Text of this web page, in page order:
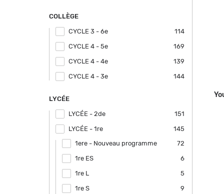
COLLÈGE
CYCLE 3 - 6e 114
Apply CYCLE 3 - 6e filter
CYCLE 4 - 5e 169
Apply CYCLE 4 - 5e filter
CYCLE 4 - 4e 139
Apply CYCLE 4 - 4e filter
CYCLE 4 - 3e 144
Apply CYCLE 4 - 3e filter
LYCÉE
LYCÉE - 2de 151
Apply LYCÉE - 2de filter
LYCÉE - 1re 145
Apply LYCÉE - 1re filter
1ere - Nouveau programme 72
Apply 1ere - Nouveau programme
1re ES
6
Apply 1re ES filter
1re L 5
Apply 1re L filter
1re S 9
Apply 1re S filter